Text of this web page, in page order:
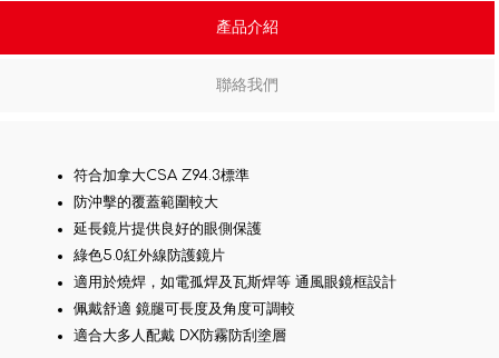
產品介紹
聯絡我們
符合加拿大CSA Z94.3標準
防沖擊的覆蓋範圍較大
延長鏡片提供良好的眼側保護
綠色5.0紅外線防護鏡片
適用於燒焊，如電孤焊及瓦斯焊等 通風眼鏡框設計
佩戴舒適 鏡腿可長度及角度可調較
適合大多人配戴 DX防霧防刮塗層